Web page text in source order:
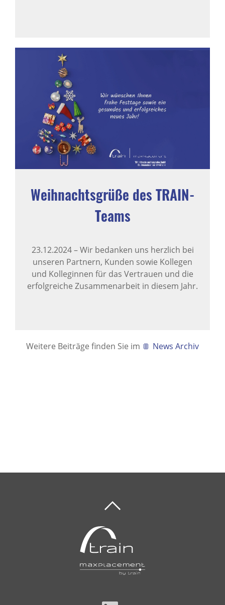
Weihnachtsgrüße des TRAIN-
Teams
23.12.2024–Wir bedanken uns herzlich bei
unseren Partnern, Kunden sowie Kollegen
und Kolleginnen für das Vertrauen und die
erfolgreiche Zusammenarbeit in diesem Jahr.
Weitere Beiträge finden Sie im News Archiv